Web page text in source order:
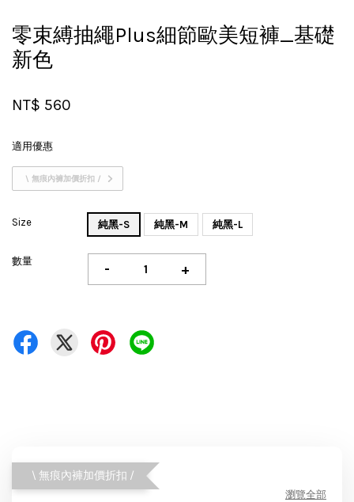
零束縛抽繩Plus細節歐美短褲_基礎
新色
NT$ 560
適用優惠
\ 無痕內褲加價折扣 /
Size 純黑-S 純黑-M 純黑-L
數量 - +
\ 無痕內褲加價折扣 /
瀏覽全部